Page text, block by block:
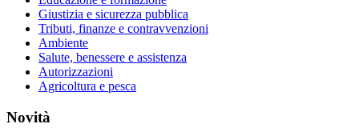
Giustizia e sicurezza pubblica
Tributi, finanze e contravvenzioni
Ambiente
Salute, benessere e assistenza
Autorizzazioni
Agricoltura e pesca
Novità